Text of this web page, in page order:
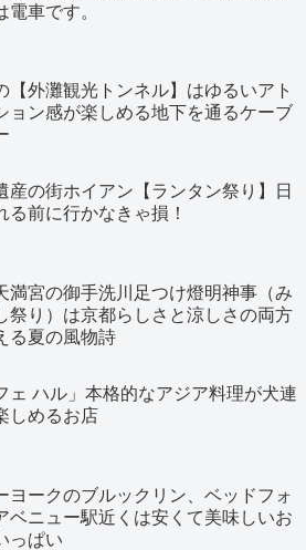
電車です。
【外灘観光トンネル】はゆるいアト
ョン感が楽しめる地下を通るケーブ
産の街ホイアン【ランタン祭り】日
る前に行かなきゃ損！
満宮の御手洗川足つけ燈明神事（み
祭り）は京都らしさと涼しさの両方
る夏の風物詩
ェ ハル」本格的なアジア料理が犬連
しめるお店
ヨークのブルックリン、ベッドフォ
ベニュー駅近くは安くて美味しいお
っぱい